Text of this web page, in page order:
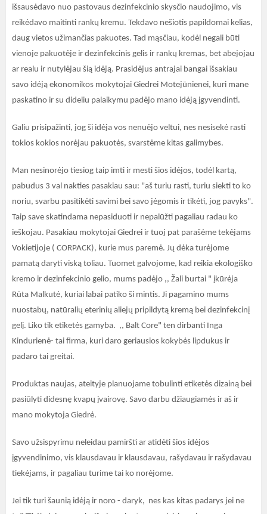
išsausėdavo nuo pastovaus dezinfekcinio skysčio naudojimo, vis
reikėdavo maitinti rankų kremu. Tekdavo nešiotis papildomai kelias,
daug vietos užimančias pakuotes. Tad mąsčiau, kodėl negali būti
vienoje pakuotėje ir dezinfekcinis gelis ir rankų kremas, bet abejojau
ar realu ir nutylėjau šią idėją. Prasidėjus antrajai bangai išsakiau
savo idėją ekonomikos mokytojai Giedrei Motejūnienei, kuri mane
paskatino ir su dideliu palaikymu padėjo mano idėją įgyvendinti.
Galiu prisipažinti, jog ši idėja vos nenuėjo veltui, nes nesisekė rasti
tokios kokios norėjau pakuotės, svarstėme kitas galimybes.
Man nesinorėjo tiesiog taip imti ir mesti šios idėjos, todėl kartą,
pabudus 3 val nakties pasakiau sau: "aš turiu rasti, turiu siekti to ko
noriu, svarbu pasitikėti savimi bei savo jėgomis ir tikėti, jog pavyks".
Taip save skatindama nepasiduoti ir nepalūžti pagaliau radau ko
ieškojau. Pasakiau mokytojai Giedrei ir tuoj pat parašėme tekėjams
Vokietijoje ( CORPACK), kurie mus paremė. Jų dėka turėjome
pamatą daryti viską toliau. Tuomet galvojome, kad reikia ekologiško
kremo ir dezinfekcinio gelio, mums padėjo ,, Žali burtai " įkūrėja
Rūta Malkutė, kuriai labai patiko ši mintis. Ji pagamino mums
nuostabų, natūralių eterinių aliejų pripildytą kremą bei dezinfekcinį
gelį. Liko tik etiketės gamyba. ,, Balt Core" ten dirbanti Inga
Kindurienė- tai firma, kuri daro geriausios kokybės lipdukus ir
padaro tai greitai.
Produktas naujas, ateityje planuojame tobulinti etiketės dizainą bei
pasiūlyti didesnę kvapų įvairovę. Savo darbu džiaugiamės ir aš ir
mano mokytoja Giedrė.
Savo užsispyrimu neleidau pamiršti ar atidėti šios idėjos
įgyvendinimo, vis klausdavau ir klausdavau, rašydavau ir rašydavau
tiekėjams, ir pagaliau turime tai ko norėjome.
Jei tik turi šaunią idėją ir noro - daryk, nes kas kitas padarys jei ne